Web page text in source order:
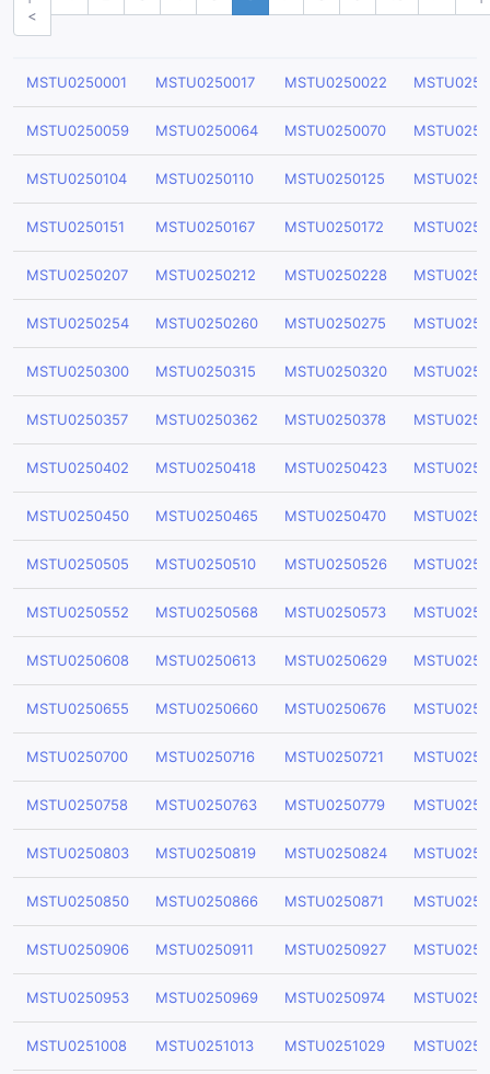
<
MSTU0250001 MSTU0250017 MSTU0250022
MSTU0250059 MSTU0250064 MSTU0250070
MSTU0250104 MSTU0250110 MSTU0250125
MSTU0250151 MSTU0250167 MSTU0250172
MSTU0250207 MSTU0250212 MSTU0250228
MSTU0250254 MSTU0250260 MSTU0250275
MSTU0250300 MSTU0250315 MSTU0250320
MSTU0250357 MSTU0250362 MSTU0250378
MSTU0250402 MSTU0250418 MSTU0250423
MSTU0250450 MSTU0250465 MSTU0250470
MSTU0250505 MSTU0250510 MSTU0250526
MSTU0250552 MSTU0250568 MSTU0250573
MSTU0250608 MSTU0250613 MSTU0250629
MSTU0250655 MSTU0250660 MSTU0250676
MSTU0250700 MSTU0250716 MSTU0250721
MSTU0250758 MSTU0250763 MSTU0250779
MSTU0250803 MSTU0250819 MSTU0250824
MSTU0250850 MSTU0250866 MSTU0250871
MSTU0250906 MSTU0250911 MSTU0250927
MSTU0250953 MSTU0250969 MSTU0250974
MSTU0251008 MSTU0251013 MSTU0251029